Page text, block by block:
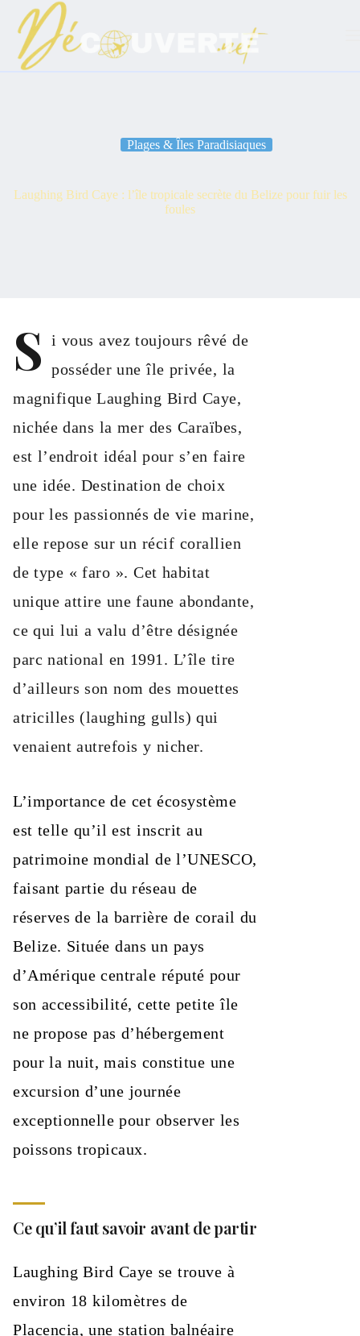
contenu
Plages & Îles Paradisiaques
Laughing Bird Caye : l’île tropicale secrète du Belize pour fuir les
foules
S i vous avez toujours rêvé de
posséder une île privée, la
magnifique Laughing Bird Caye,
nichée dans la mer des Caraïbes,
est l’endroit idéal pour s’en faire
une idée. Destination de choix
pour les passionnés de vie marine,
elle repose sur un récif corallien
de type « faro ». Cet habitat
unique attire une faune abondante,
ce qui lui a valu d’être désignée
parc national en 1991. L’île tire
d’ailleurs son nom des mouettes
atricilles (laughing gulls) qui
venaient autrefois y nicher.
L’importance de cet écosystème
est telle qu’il est inscrit au
patrimoine mondial de l’UNESCO,
faisant partie du réseau de
réserves de la barrière de corail du
Belize. Située dans un pays
d’Amérique centrale réputé pour
son accessibilité, cette petite île
ne propose pas d’hébergement
pour la nuit, mais constitue une
excursion d’une journée
exceptionnelle pour observer les
poissons tropicaux.
Ce qu’il faut savoir avant de partir
Laughing Bird Caye se trouve à
environ 18 kilomètres de
Placencia, une station balnéaire